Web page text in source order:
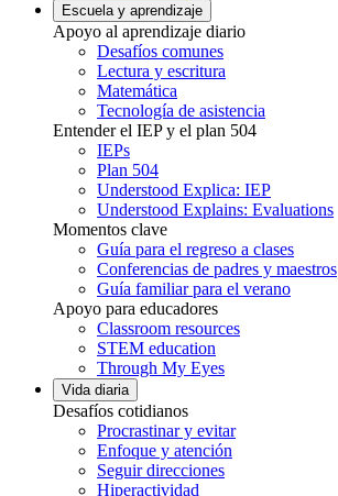
Escuela y aprendizaje
Apoyo al aprendizaje diario
Desafíos comunes
Lectura y escritura
Matemática
Tecnología de asistencia
Entender el IEP y el plan 504
IEPs
Plan 504
Understood Explica: IEP
Understood Explains: Evaluations
Momentos clave
Guía para el regreso a clases
Conferencias de padres y maestros
Guía familiar para el verano
Apoyo para educadores
Classroom resources
STEM education
Through My Eyes
Vida diaria
Desafíos cotidianos
Procrastinar y evitar
Enfoque y atención
Seguir direcciones
Hiperactividad